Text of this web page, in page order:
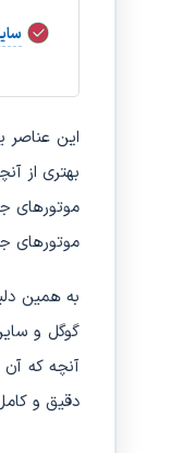
بهتری از
موتورهای
موتورهای
به همین
گوگل و
آنچه که
دقیق و